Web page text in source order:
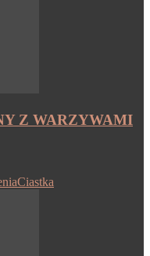
Z WARZYWAMI
Ciastka